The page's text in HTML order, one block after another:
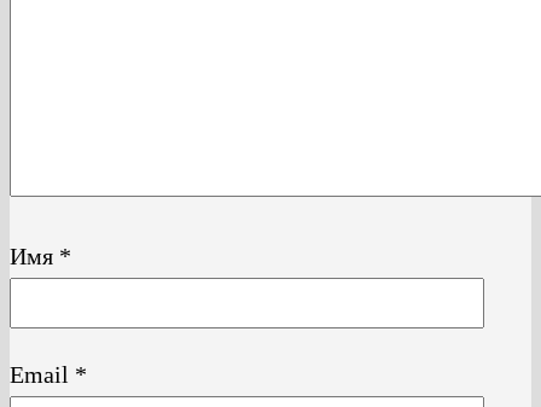
Имя *
Email *